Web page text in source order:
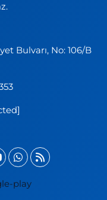
Bulvarı, No: 106/B